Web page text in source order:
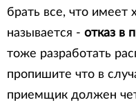
брать все, что имеет
называется - отказ в
тоже разработать
пропишите что в
приемщик должен